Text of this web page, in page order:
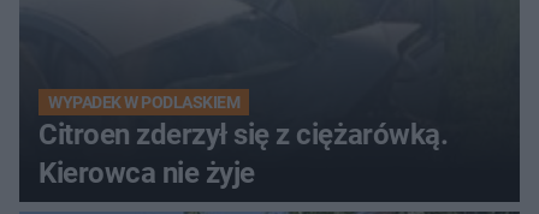
WYPADEK W PODLASKIEM
Citroen zderzył się z ciężarówką.
Kierowca nie żyje